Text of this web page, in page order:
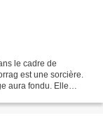
le cadre de
est une sorcière.
aura fondu. Elle